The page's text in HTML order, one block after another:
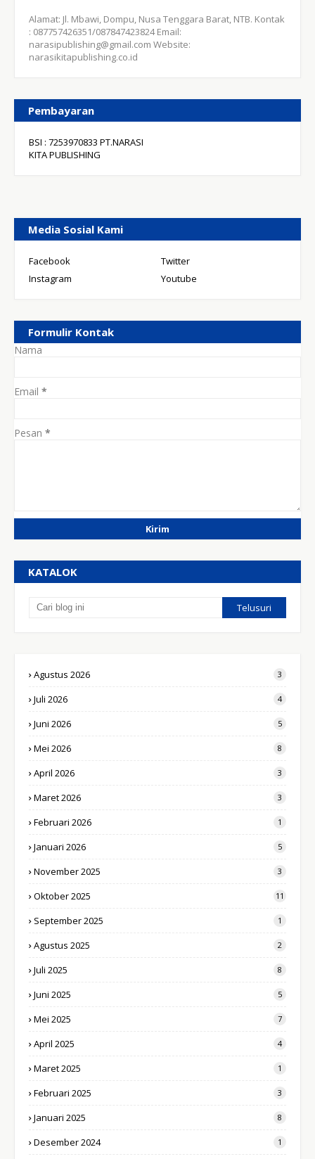
Alamat: Jl. Mbawi, Dompu, Nusa Tenggara Barat, NTB. Kontak
: 087757426351/087847423824 Email:
narasipublishing@gmail.com Website:
narasikitapublishing.co.id
Pembayaran
BSI : 7253970833 PT.NARASI
KITA PUBLISHING
Media Sosial Kami
Facebook
Twitter
Instagram
Youtube
Formulir Kontak
Nama
Email *
Pesan *
KATALOK
Agustus 2026 3
Juli 2026 4
Juni 2026 5
Mei 2026 8
April 2026 3
Maret 2026 3
Februari 2026 1
Januari 2026 5
November 2025 3
Oktober 2025 11
September 2025 1
Agustus 2025 2
Juli 2025 8
Juni 2025 5
Mei 2025 7
April 2025 4
Maret 2025 1
Februari 2025 3
Januari 2025 8
Desember 2024 1